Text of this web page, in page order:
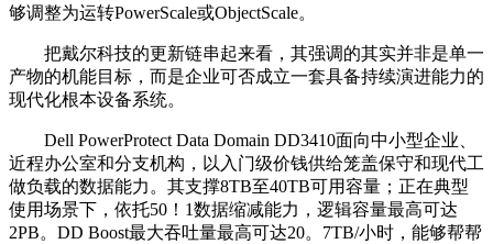
够调整为运转PowerScale或ObjectScale。
把戴尔科技的更新链串起来看，其强调的其实并非是单一
产物的机能目标，而是企业可否成立一套具备持续演进能力的
现代化根本设备系统。
Dell PowerProtect Data Domain DD3410面向中小型企业、
近程办公室和分支机构，以入门级价钱供给笼盖保守和现代工
做负载的数据能力。其支撑8TB至40TB可用容量；正在典型
使用场景下，依托50！1数据缩减能力，逻辑容量最高可达
2PB。DD Boost最大吞吐量最高可达20。7TB/小时，能够帮帮